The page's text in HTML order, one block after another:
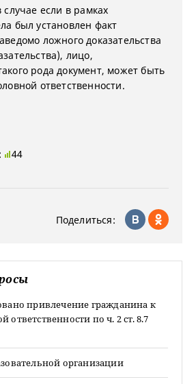
если в рамках
был установлен факт
ложного доказательства
лицо,
рода документ, может быть
ответственности.
44
Поделиться:
привлечение гражданина к
ответственности по ч. 2 ст. 8.7
организации